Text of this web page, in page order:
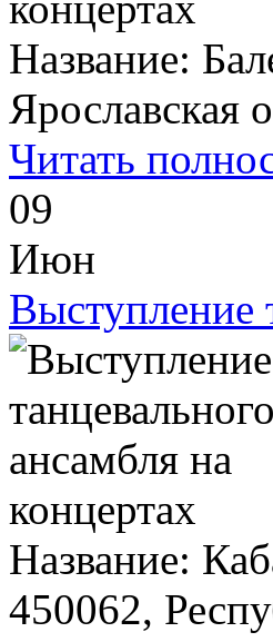
Название:
Ярославская
Читать
09
Июн
Выступление
Название:
450062,